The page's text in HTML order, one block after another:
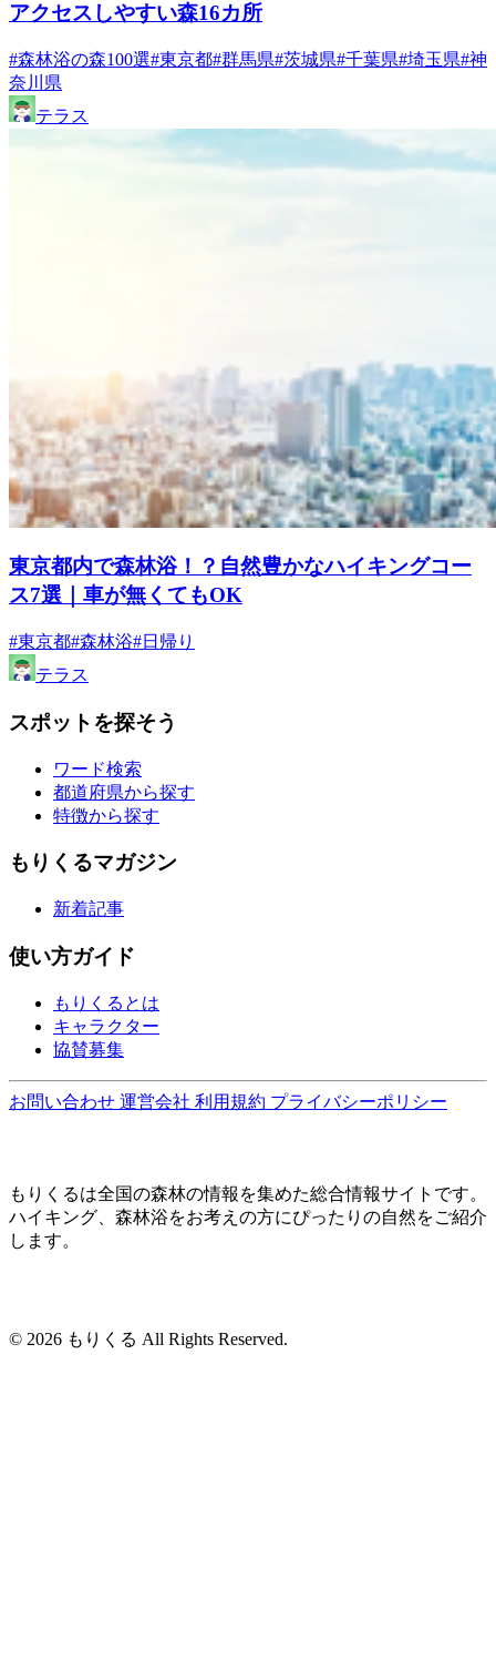
アクセスしやすい森16カ所
#森林浴の森100選#東京都#群馬県#茨城県#千葉県#埼玉県#神
奈川県
テラス
東京都内で森林浴！？自然豊かなハイキングコー
ス7選｜車が無くてもOK
#東京都#森林浴#日帰り
テラス
スポットを探そう
ワード検索
都道府県から探す
特徴から探す
もりくるマガジン
新着記事
使い方ガイド
もりくるとは
キャラクター
協賛募集
お問い合わせ 運営会社 利用規約 プライバシーポリシー
もりくるは全国の森林の情報を集めた総合情報サイトです。
ハイキング、森林浴をお考えの方にぴったりの自然をご紹介
します。
© 2026 もりくる All Rights Reserved.